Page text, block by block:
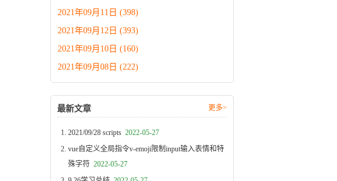
2021年09月11日 (398)
2021年09月12日 (393)
2021年09月10日 (160)
2021年09月08日 (222)
最新文章 更多>
2021/09/28 scripts 2022-05-27
vue自定义全局指令v-emoji限制input输入表情和特
殊字符 2022-05-27